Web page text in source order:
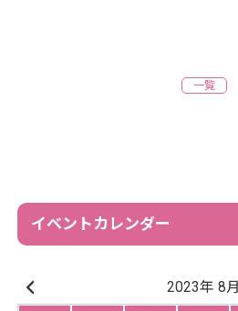
一覧
イベントカレンダー
2023年 8月